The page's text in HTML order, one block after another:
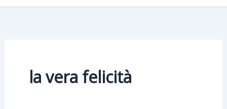
la vera felicità